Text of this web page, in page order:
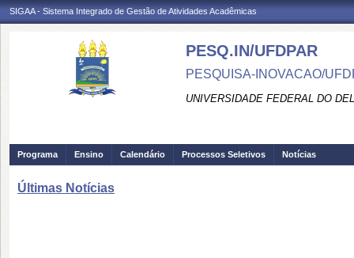
SIGAA - Sistema Integrado de Gestão de Atividades Acadêmicas
PESQ.IN/UFDPAR
PESQUISA-INOVACAO/
UNIVERSIDADE FEDERAL DO
Programa Ensino Calendário Processos Seletivos Notícias
Últimas Notícias